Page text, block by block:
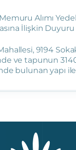
Alımı
İlişkin Duyuru
9194
ve tapunun
bulunan yapı